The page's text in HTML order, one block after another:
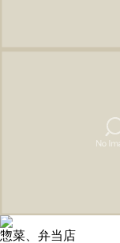
惣菜、弁当店